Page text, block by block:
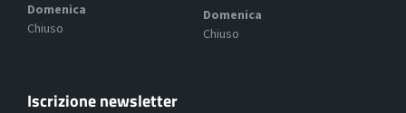
Domenica
Chiuso
Domenica
Chiuso
Iscrizione newsletter